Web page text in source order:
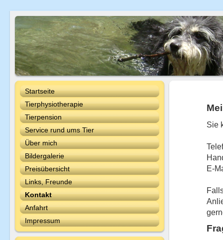
Startseite
Tierphysiotherapie
Tierpension
Service rund ums Tier
Über mich
Bildergalerie
Preisübersicht
Links, Freunde
Kontakt
Anfahrt
Impressum
Sie
E-